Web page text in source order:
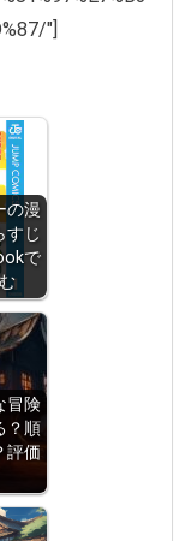
″]
の漫
すじ
で
冒険
？順
評価